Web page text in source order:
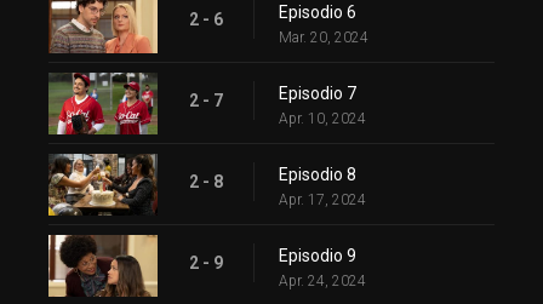
2 - 6 Episodio 6
Mar. 20, 2024
2 - 7 Episodio 7
Apr. 10, 2024
2 - 8 Episodio 8
Apr. 17, 2024
2 - 9 Episodio 9
Apr. 24, 2024